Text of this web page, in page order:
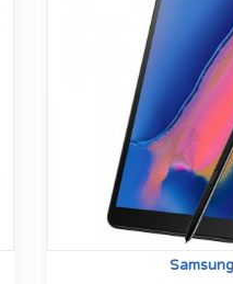
Samsung